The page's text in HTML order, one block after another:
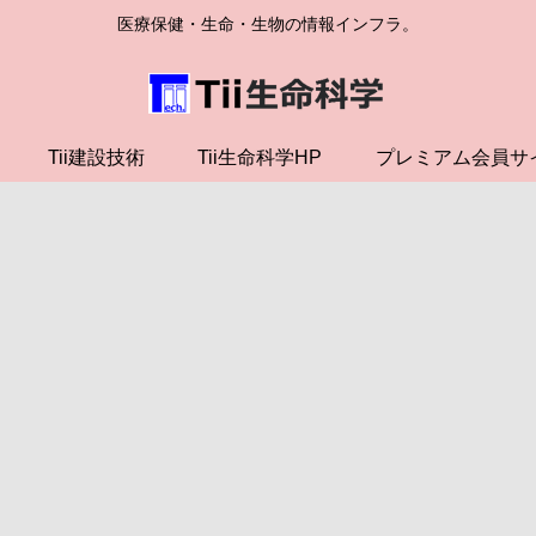
医療保健・生命・生物の情報インフラ。
Tii建設技術 Tii生命科学HP プレミアム会員サ